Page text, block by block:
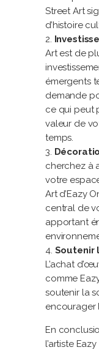
Street Art
d’histoire
Art est de
émergents
demande
ce qui peut
valeur de
temps.
cherchez à
votre
Art d’Eazy
central de
apportant
Soutenir
L’achat
comme
soutenir la
encourager
En
l’artiste